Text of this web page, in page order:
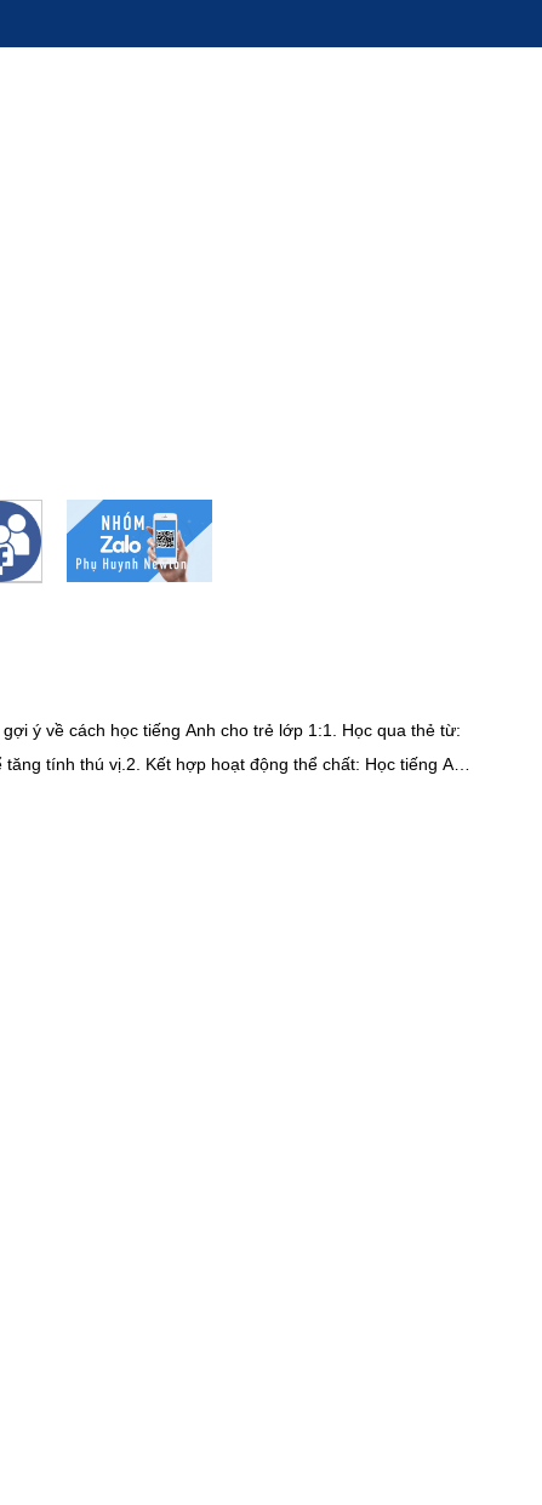
ý về cách học tiếng Anh cho trẻ lớp 1:1. Học qua thẻ từ:
tính thú vị.2. Kết hợp hoạt động thể chất: Học tiếng Anh
Anh miễn phí¹⁵.4. Học qua chủ đề quen thuộc: Chọn các
Tạo môi trường tiếng Anh: Khi ở nhà, hãy sử dụng
Anh là một quá trình dài hơi, cần kiên nhẫn và thường
năm môn Tiếng Anh lớp 8, bạn có thể thực hiện các
trung vào ngữ pháp, từ vựng, và kỹ năng viết. 2. Làm
phim, video, hoặc
và ôn